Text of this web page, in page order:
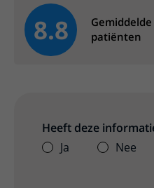
8.8
patiënten
Heeft deze
Ja
Nee